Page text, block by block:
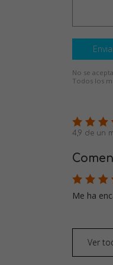
No se
Todos los
4,9 de un
Me ha
Ver